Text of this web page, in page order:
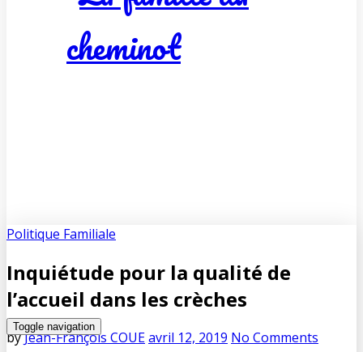
Toggle navigation
Politique Familiale
Inquiétude pour la qualité de
l’accueil dans les crèches
byJean-François COUEavril 12, 2019 No Comments